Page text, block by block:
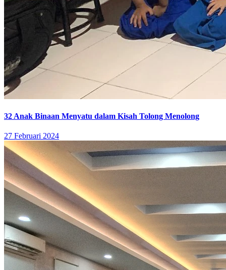
32 Anak Binaan Menyatu dalam Kisah Tolong Menolong
27 Februari 2024